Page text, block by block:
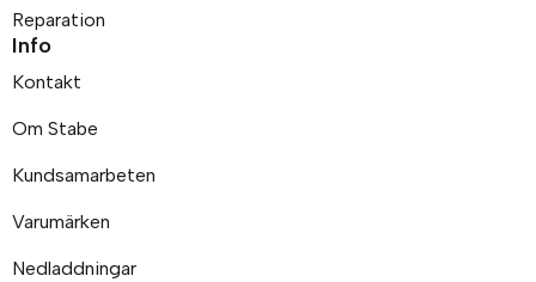
Reparation
Info
Kontakt
Om Stabe
Kundsamarbeten
Varumärken
Nedladdningar